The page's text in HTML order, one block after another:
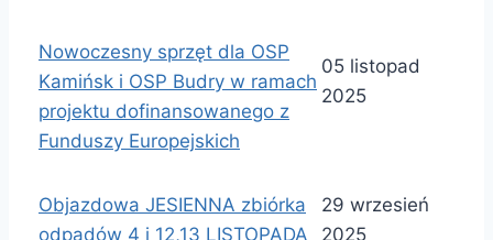
Nowoczesny sprzęt dla OSP
Kamińsk i OSP Budry w ramach
projektu dofinansowanego z
Funduszy Europejskich
05 listopad
2025
Objazdowa JESIENNA zbiórka
odpadów 4 i 12,13 LISTOPADA
29 wrzesień
2025